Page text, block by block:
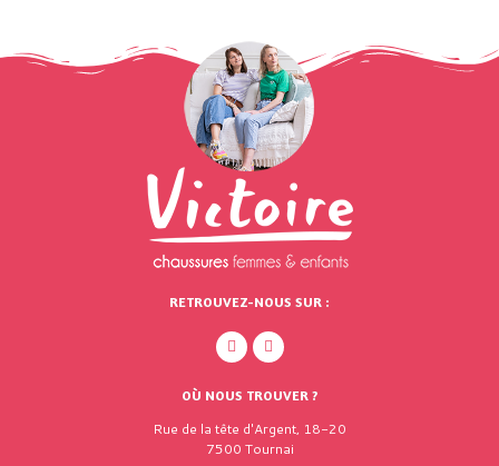
RETROUVEZ-NOUS SUR :
OÙ NOUS TROUVER ?
Rue de la tête d'Argent, 18-20
7500 Tournai